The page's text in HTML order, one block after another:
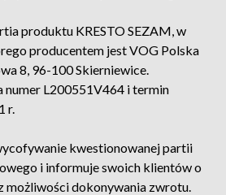
produktu KRESTO SEZAM, w
producentem jest VOG Polska
8, 96-100 Skierniewice.
numer L200551V464 i termin
r.
kwestionowanej partii
i informuje swoich klientów o
możliwości dokonywania zwrotu.